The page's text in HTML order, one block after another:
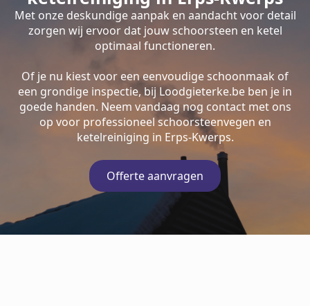
Met onze deskundige aanpak en aandacht voor detail
zorgen wij ervoor dat jouw schoorsteen en ketel
optimaal functioneren.
Of je nu kiest voor een eenvoudige schoonmaak of
een grondige inspectie, bij Loodgieterke.be ben je in
goede handen. Neem vandaag nog contact met ons
op voor professioneel schoorsteenvegen en
ketelreiniging in Erps-Kwerps.
Offerte aanvragen